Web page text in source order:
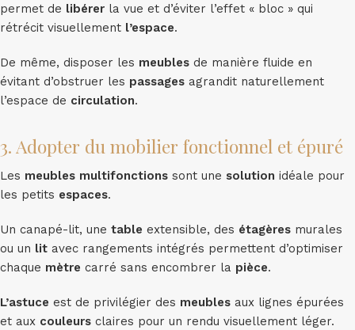
permet de libérer la vue et d’éviter l’effet « bloc » qui
rétrécit visuellement l’espace.
De même, disposer les meubles de manière fluide en
évitant d’obstruer les passages agrandit naturellement
l’espace de circulation.
3. Adopter du mobilier fonctionnel et épuré
Les meubles multifonctions sont une solution idéale pour
les petits espaces.
Un canapé-lit, une table extensible, des étagères murales
ou un lit avec rangements intégrés permettent d’optimiser
chaque mètre carré sans encombrer la pièce.
L’astuce est de privilégier des meubles aux lignes épurées
et aux couleurs claires pour un rendu visuellement léger.